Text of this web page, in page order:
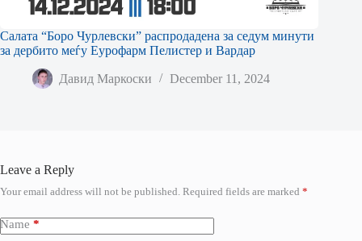
Салата “Боро Чурлевски” распродадена за седум минути
за дербито меѓу Еурофарм Пелистер и Вардар
Давид Маркоски December 11, 2024
Leave a Reply
Your email address will not be published. Required fields are marked *
Name *